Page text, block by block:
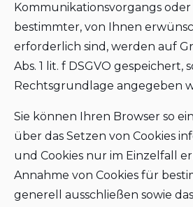
Kommunikationsvorgangs
bestimmter, von Ihnen
erforderlich sind, werden auf
Abs. 1 lit. f DSGVO gespeichert,
Rechtsgrundlage angegeben
Sie können Ihren Browser so
über das Setzen von Cookies
und Cookies nur im Einzelfall
Annahme von Cookies für
generell ausschließen sowie